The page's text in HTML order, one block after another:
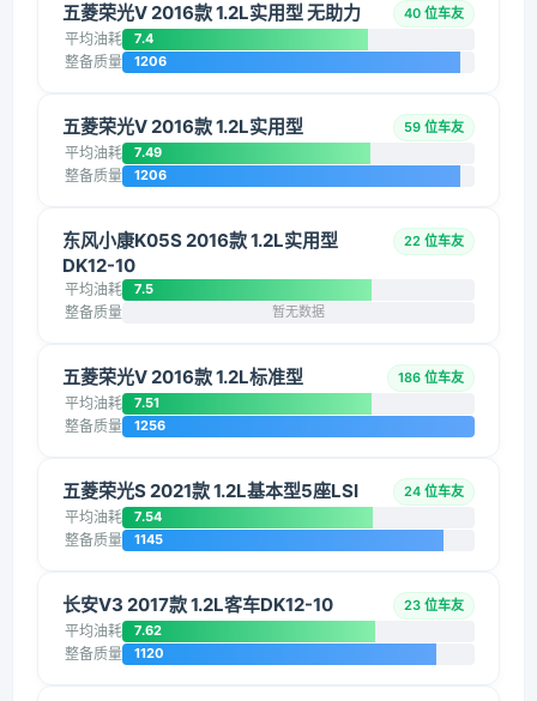
五菱荣光V 2016款 1.2L实用型 无助力 40 位车友
平均油耗 7.4
整备质量 1206
五菱荣光V 2016款 1.2L实用型 59 位车友
平均油耗 7.49
整备质量 1206
东风小康K05S 2016款 1.2L实用型
DK12-10
22 位车友
平均油耗 7.5
整备质量 暂无数据
五菱荣光V 2016款 1.2L标准型 186 位车友
平均油耗 7.51
整备质量 1256
五菱荣光S 2021款 1.2L基本型5座LSI 24 位车友
平均油耗 7.54
整备质量 1145
长安V3 2017款 1.2L客车DK12-10 23 位车友
平均油耗 7.62
整备质量 1120